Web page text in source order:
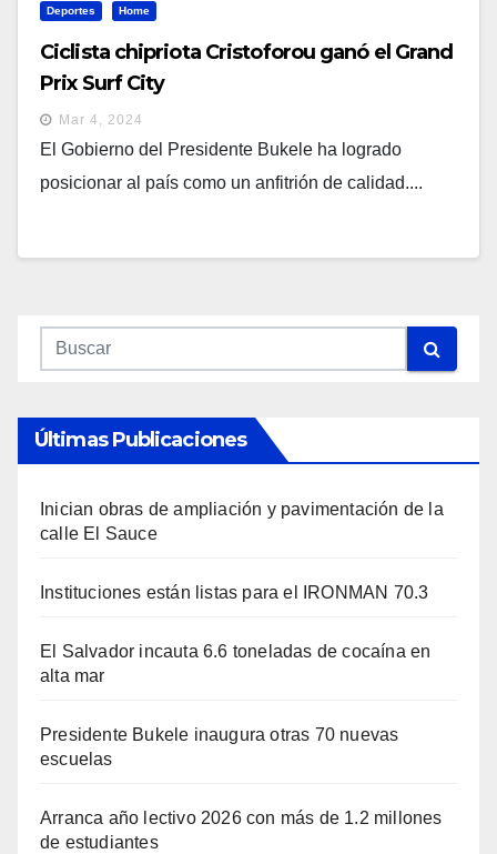
Deportes Home
Ciclista chipriota Cristoforou ganó el Grand
Prix Surf City
Mar 4, 2024
El Gobierno del Presidente Bukele ha logrado
posicionar al país como un anfitrión de calidad....
Últimas Publicaciones
Inician obras de ampliación y pavimentación de la
calle El Sauce
Instituciones están listas para el IRONMAN 70.3
El Salvador incauta 6.6 toneladas de cocaína en
alta mar
Presidente Bukele inaugura otras 70 nuevas
escuelas
Arranca año lectivo 2026 con más de 1.2 millones
de estudiantes